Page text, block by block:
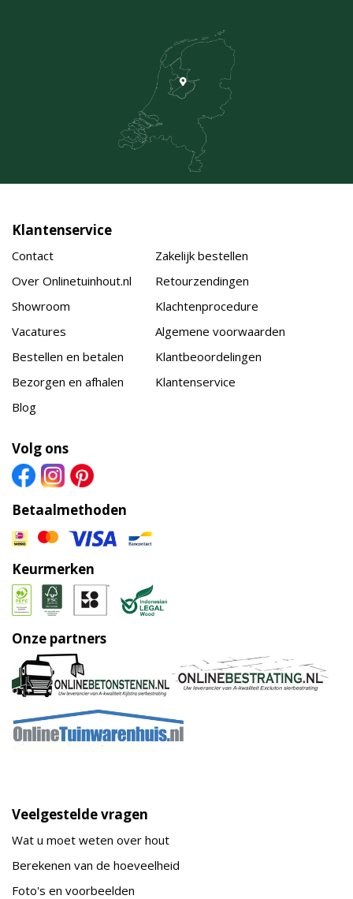
Klantenservice
Contact
Over Onlinetuinhout.nl
Showroom
Vacatures
Bestellen en betalen
Bezorgen en afhalen
Blog
Zakelijk bestellen
Retourzendingen
Klachtenprocedure
Algemene voorwaarden
Klantbeoordelingen
Klantenservice
Volg ons
Betaalmethoden
Keurmerken
Onze partners
Veelgestelde vragen
Wat u moet weten over hout
Berekenen van de hoeveelheid
Foto's en voorbeelden